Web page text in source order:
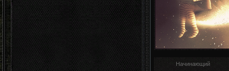
Начинающий